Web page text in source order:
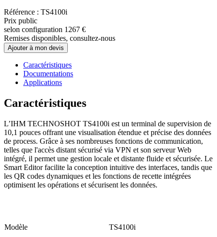
Référence : TS4100i
Prix public
selon configuration 1267 €
Remises disponibles, consultez-nous
Ajouter à mon devis
Caractéristiques
Documentations
Applications
Caractéristiques
L’IHM TECHNOSHOT TS4100i est un terminal de supervision de
10,1 pouces offrant une visualisation étendue et précise des données
de process. Grâce à ses nombreuses fonctions de communication,
telles que l'accès distant sécurisé via VPN et son serveur Web
intégré, il permet une gestion locale et distante fluide et sécurisée. Le
Smart Editor facilite la conception intuitive des interfaces, tandis que
les QR codes dynamiques et les fonctions de recette intégrées
optimisent les opérations et sécurisent les données.
Modèle TS4100i